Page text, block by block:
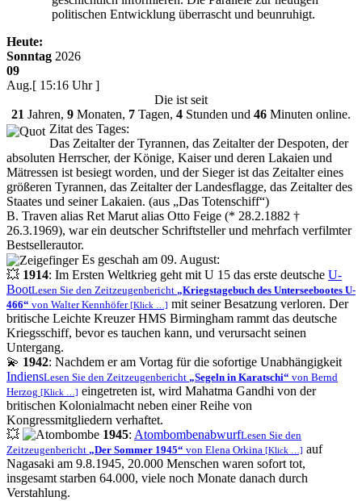
politischen Entwicklung überrascht und beunruhigt.
Heute:
Sonntag 2026
09
Aug.[ 15:16 Uhr ]
Die ist seit
21 Jahren, 9 Monaten, 7 Tagen, 4 Stunden und 46 Minuten online.
Zitat des Tages:
Das Zeitalter der Tyrannen, das Zeitalter der Despoten, der
absoluten Herrscher, der Könige, Kaiser und deren Lakaien und
Mätressen ist besiegt worden, und der Sieger ist das Zeitalter eines
größeren Tyrannen, das Zeitalter der Landesflagge, das Zeitalter des
Staates und seiner Lakaien. (aus
Das Totenschiff )
B. Traven alias Ret Marut alias Otto Feige (* 28.2.1882 †
26.3.1969), war ein deutscher Schriftsteller und mehrfach verfilmter
Bestsellerautor.
Es geschah am 09. August:
💥 1914: Im Ersten Weltkrieg geht mit U 15 das erste deutsche U-
BootLesen Sie den Zeitzeugenbericht
Kriegstagebuch des Unterseebootes U-
466
von Walter Kennhöfer [Klick …] mit seiner Besatzung verloren. Der
britische Leichte Kreuzer HMS Birmingham rammt das deutsche
Kriegsschiff, bevor es tauchen kann, und verursacht seinen
Untergang.
💫 1942: Nachdem er am Vortag für die sofortige Unabhängigkeit
IndiensLesen Sie den Zeitzeugenbericht Segeln in Karatschi
von Bernd
Herzog [Klick …] eingetreten ist, wird Mahatma Gandhi von der
britischen Kolonialmacht neben einer Reihe von
Kongressmitgliedern verhaftet.
💥
1945: AtombombenabwurfLesen Sie den
Zeitzeugenbericht
Der Sommer 1945 von Elena Orkina [Klick …] auf
Nagasaki am 9.8.1945, 20.000 Menschen waren sofort tot,
insgesamt starben 64.000, viele noch Monate danach durch
Verstahlung.